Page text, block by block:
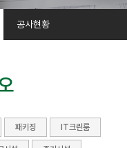
공사현황
패키징 IT크린룸